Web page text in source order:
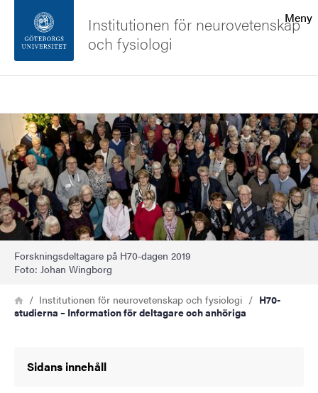
Sidfoten
Om webbplatsen
Meny
Institutionen för neurovetenskap
och fysiologi
Bild
Forskningsdeltagare på H70-dagen 2019
Foto: Johan Wingborg
Länkstig
HemInstitutionen för neurovetenskap och fysiologi
H70-
studierna – Information för deltagare och anhöriga
Sidans innehåll